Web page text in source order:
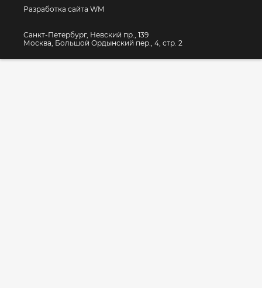
Разработка сайта WM
Санкт-Петербург, Невский пр., 139
Москва, Большой Ордынский пер., 4, стр. 2